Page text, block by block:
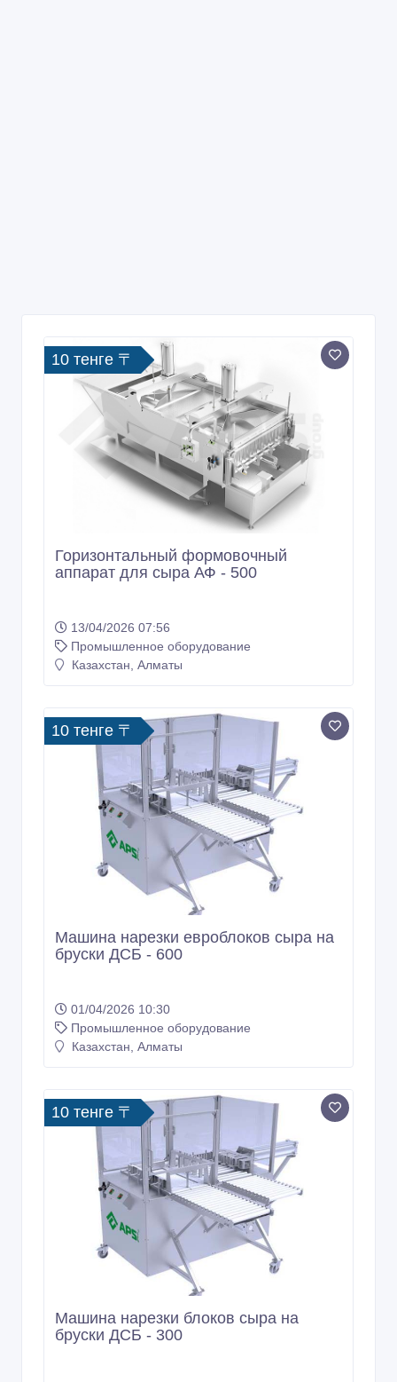
10 тенге 〒
Горизонтальный формовочный
аппарат для сыра АФ - 500
13/04/2026 07:56
Промышленное оборудование
Казахстан, Алматы
10 тенге 〒
Машина нарезки евроблоков сыра на
бруски ДСБ - 600
01/04/2026 10:30
Промышленное оборудование
Казахстан, Алматы
10 тенге 〒
Машина нарезки блоков сыра на
бруски ДСБ - 300